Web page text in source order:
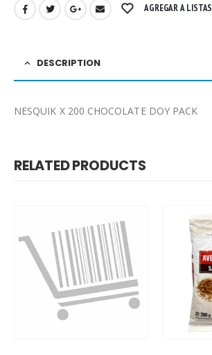
AGREGAR A LISTAS
DESCRIPTION
NESQUIK X 200 CHOCOLATE DOY PACK
RELATED PRODUCTS